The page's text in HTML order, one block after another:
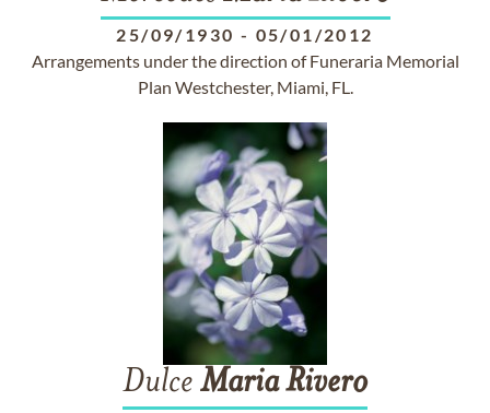
25/09/1930 - 05/01/2012
Arrangements under the direction of Funeraria Memorial
Plan Westchester, Miami, FL.
Dulce MariaRivero